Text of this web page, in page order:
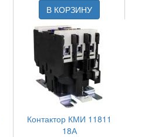
В КОРЗИНУ
Контактор КМИ 11811
18А